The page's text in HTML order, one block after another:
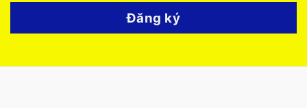
Đăng ký